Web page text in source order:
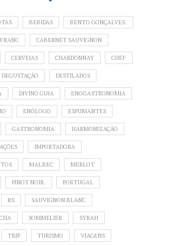
BEBIDAS BENTO GONÇALVES.
CABERNET SAUVIGNON
CERVEJAS CHARDONNAY CHEF
DEGUSTAÇÃO DESTILADOS
DIVINO GUIA ENOGASTRONOMIA
ENÓLOGO ESPUMANTES
GASTRONOMIA HARMONIZAÇÃO
IMPORTADORA
MALBEC MERLOT
PINOT NOIR. PORTUGAL
RS SAUVIGNON BLANC
SOMMELIER SYRAH
TRIP TURISMO VIAGENS